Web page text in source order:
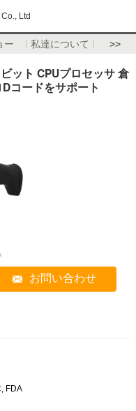
Ltd
ー 私達について >>
ット CPUプロセッサ 倉
コードをサポート
お問い合わせ
FDA